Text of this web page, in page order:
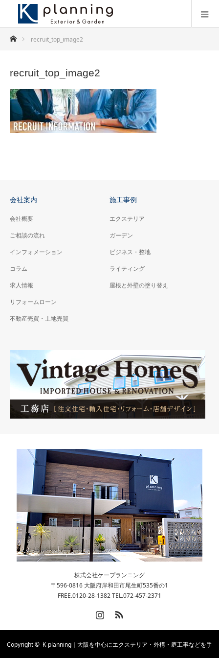
ホーム recruit_top_image2
recruit_top_image2
会社案内
会社概要
ご相談の流れ
インフォメーション
コラム
求人情報
リフォームローン
不動産売買・土地売買
施工事例
エクステリア
ガーデン
ビジネス・整地
ライティング
屋根と外壁の塗り替え
株式会社ケープランニング
〒596-0816 大阪府岸和田市尾生町535番の1
FREE.0120-28-1382 TEL.072-457-2371
Copyright © K-planning｜大阪を中心にエクステリア・外構・庭工事などを手